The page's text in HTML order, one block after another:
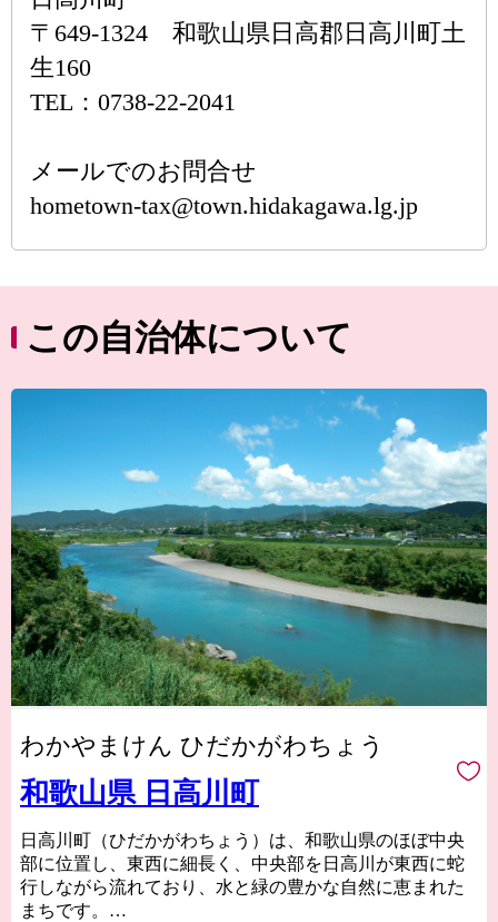
〒649-1324 和歌山県日高郡日高川町土
生160
TEL：0738-22-2041
メールでのお問合せ
hometown-tax@town.hidakagawa.lg.jp
この自治体について
わかやまけん ひだかがわちょう
和歌山県 日高川町
日高川町（ひだかがわちょう）は、和歌山県のほぼ中央
部に位置し、東西に細長く、中央部を日高川が東西に蛇
行しながら流れており、水と緑の豊かな自然に恵まれた
まちです。